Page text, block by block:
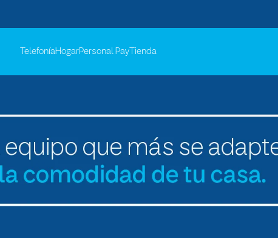
TelefoníaHogarPersonal Pay Tienda